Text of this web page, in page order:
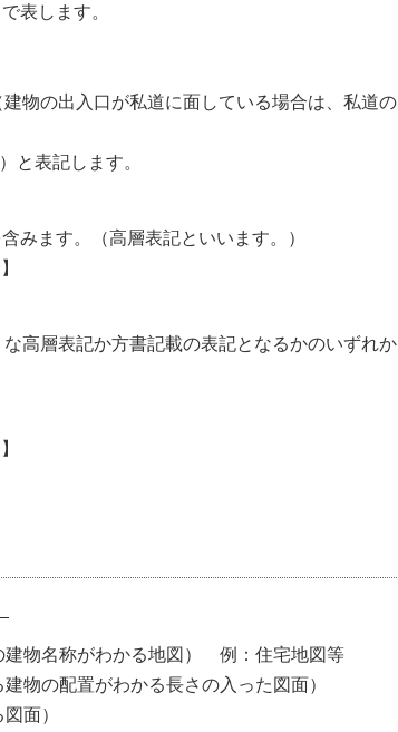
表します。
物の出入口が私道に面している場合は、私道の
表記します。
みます。（高層表記といいます。）
高層表記か方書記載の表記となるかのいずれか
建物名称がわかる地図） 例：住宅地図等
物の配置がわかる長さの入った図面）
面）